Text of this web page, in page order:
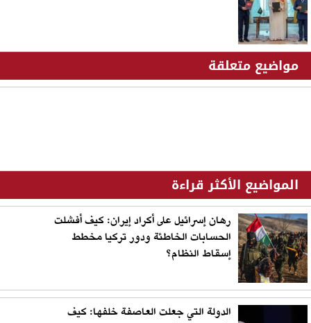
مواضيع متعلقة
المواضيع الأكثر قراءة
رهان إسرائيل على أكراد إيران: كيف أفشلت
الحسابات الخاطئة ودور تركيا مخطط
إسقاط النظام؟
الدولة التي جعلت العاصفة خلفها: كيف